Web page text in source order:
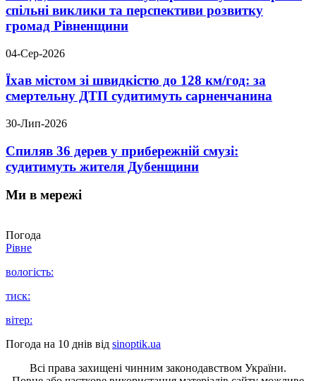
спільні виклики та перспективи розвитку
громад Рівненщини
04-Сер-2026
Їхав містом зі швидкістю до 128 км/год: за
смертельну ДТП судитимуть сарненчанина
30-Лип-2026
Спиляв 36 дерев у прибережній смузі:
судитимуть жителя Дубенщини
Ми в мережі
Погода
Рівне
вологість:
тиск:
вітер:
Погода на 10 днів від sinoptik.ua
Всі права захищені чинним законодавством України.